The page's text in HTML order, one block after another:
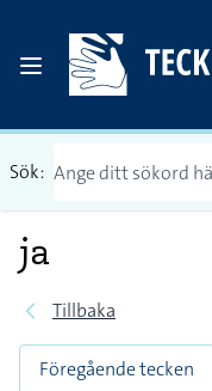
Sök:
ja
Tillbaka
Föregående tecken